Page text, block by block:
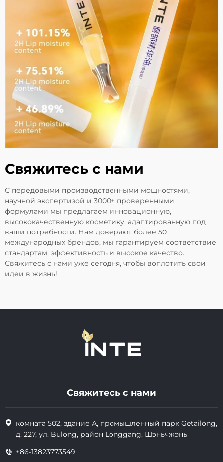
Свяжитесь с нами
С передовыми производственными мощностями,
научной экспертизой и 3000+ проверенными
формулами мы предлагаем инновационную,
высококачественную косметику, адаптированную под
ваши потребности. Нам доверяют более 50
международных брендов, мы гарантируем соответствие
стандартам, эффективность и высокое качество.
Свяжитесь с нами уже сегодня, чтобы воплотить свои
идеи в жизнь!
Свяжитесь с нами
комната 502, здание А, промышленный парк Getailong,
д. 227, ул. Bulong, район Longgang, Шэньчжэнь
+86-13823773549